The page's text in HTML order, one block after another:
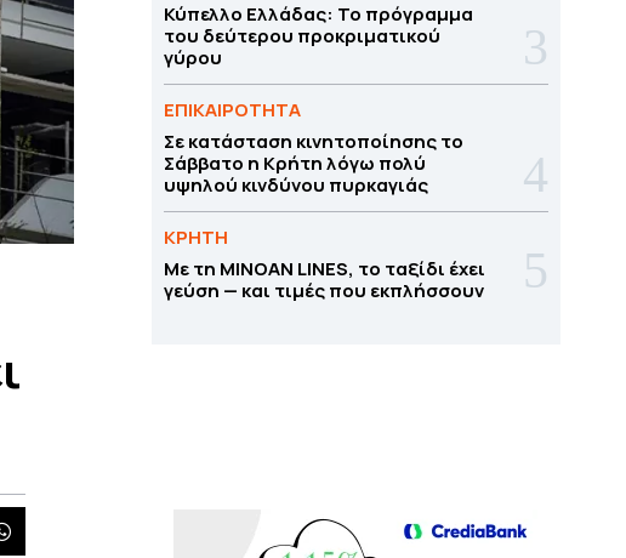
Κύπελλο Ελλάδας: Το πρόγραμμα
του δεύτερου προκριματικού
γύρου
ΕΠΙΚΑΙΡΟΤΗΤΑ
Σε κατάσταση κινητοποίησης το
Σάββατο η Κρήτη λόγω πολύ
υψηλού κινδύνου πυρκαγιάς
ΚΡΗΤΗ
Με τη MINOAN LINES, το ταξίδι έχει
γεύση — και τιμές που εκπλήσσουν